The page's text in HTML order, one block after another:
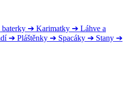
➔ Karimatky ➔ Láhve a
➔ Pláštěnky ➔ Spacáky ➔ Stany ➔